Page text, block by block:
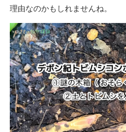
理由なのかもしれませんね。